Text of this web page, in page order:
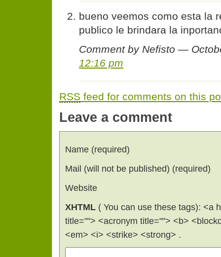
bueno veemos como esta la
publico le brindara la
Comment by Nefisto —
12:16 pm
RSS feed for comments on this
Leave a comment
Name (required)
Mail (will not be published) (required)
Website
XHTML ( You can use these tags): <a
title=""> <acronym title=""> <b>
<em> <i> <strike> <strong> .